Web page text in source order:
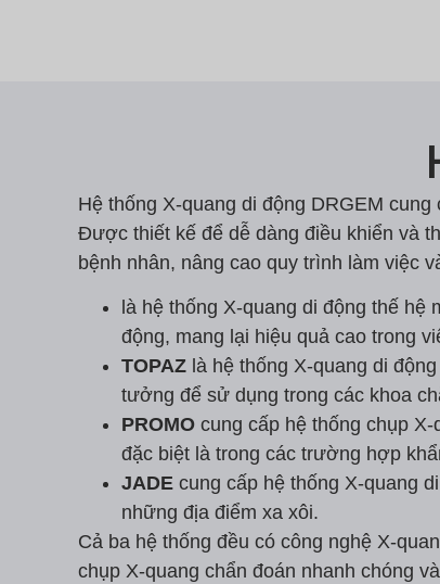
Hệ thống X-quang di động DRGEM
Được thiết kế để dễ dàng điều khiển và
bệnh nhân, nâng cao quy trình làm việc
là hệ thống X-quang di động thế
động, mang lại hiệu quả cao trong
TOPAZ là hệ thống X-quang di
tưởng để sử dụng trong các khoa
PROMO cung cấp hệ thống chụp
đặc biệt là trong các trường hợp
JADE cung cấp hệ thống X-quang
những địa điểm xa xôi.
Cả ba hệ thống đều có công nghệ X-
chụp X-quang chẩn đoán nhanh chóng